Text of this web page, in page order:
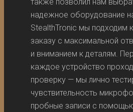
надежное оборудование
StealthTronic мы подходим
заказу с максимальной
и вниманием к деталям.
каждое устройство
проверку — мы лично
чувствительность
пробные записи с